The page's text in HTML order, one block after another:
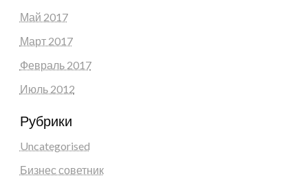
Май 2017
Март 2017
Февраль 2017
Июль 2012
Рубрики
Uncategorised
Бизнес советник